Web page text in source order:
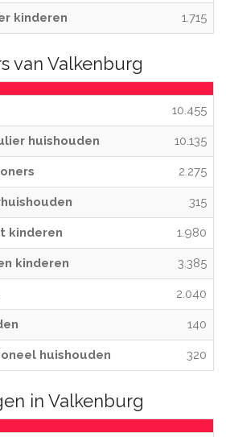
kinderen 1.715
van Valkenburg
10.455
huishouden 10.135
2.275
315
kinderen 1.980
kinderen 3.385
2.040
140
huishouden 320
in Valkenburg